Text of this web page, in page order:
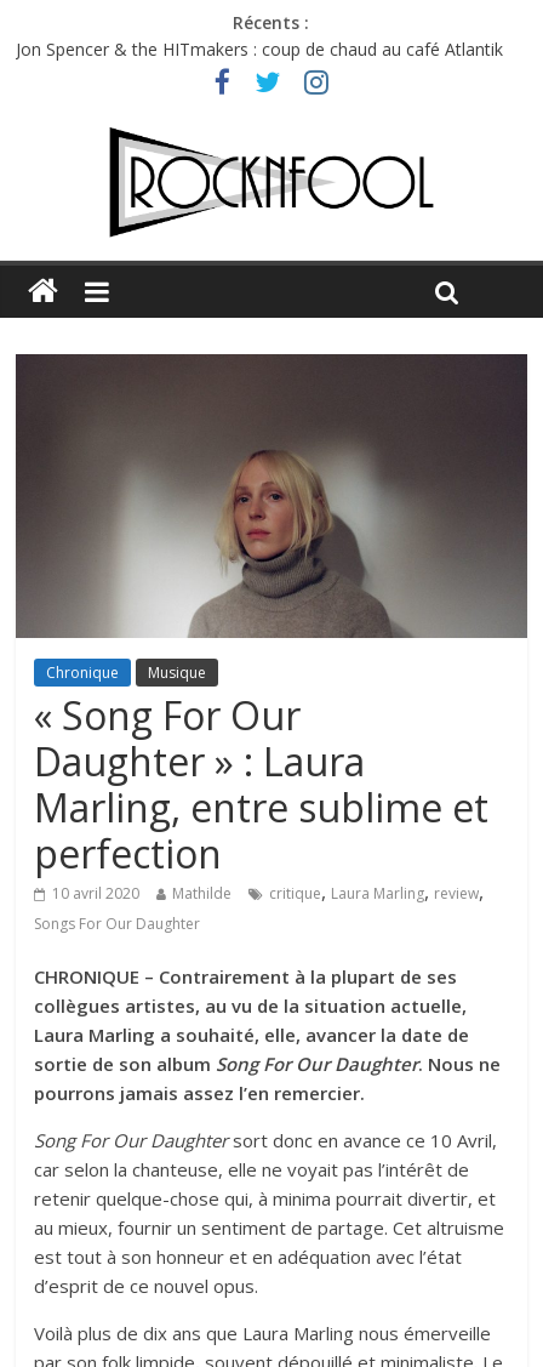
Récents :
Jon Spencer & the HITmakers : coup de chaud au café Atlantik
Hellfest 2026 vendredi : température et émotions en hausse
Hellfest 2026 jeudi : impossible de choisir entre chaleur et bonne
Première édition du Midgard Festival : entre bière, métal et
Charlie Puth à l’Olympia : la leçon de pop du Professeur Puth
Chronique Musique
« Song For Our
Daughter » : Laura
Marling, entre sublime et
perfection
10 avril 2020 Mathilde critique, Laura Marling, review,
Songs For Our Daughter
CHRONIQUE – Contrairement à la plupart de ses
collègues artistes, au vu de la situation actuelle,
Laura Marling a souhaité, elle, avancer la date de
sortie de son album Song For Our Daughter. Nous ne
pourrons jamais assez l’en remercier.
Song For Our Daughtersort donc en avance ce 10 Avril,
car selon la chanteuse, elle ne voyait pas l’intérêt de
retenir quelque-chose qui, à minima pourrait divertir, et
au mieux, fournir un sentiment de partage. Cet altruisme
est tout à son honneur et en adéquation avec l’état
d’esprit de ce nouvel opus.
Voilà plus de dix ans que Laura Marling nous émerveille